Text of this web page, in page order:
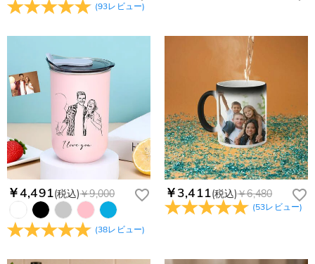
(93レビュー)
￥4,491(税込)￥9,000
(38レビュー)
￥3,411(税込)￥6,480
(53レビュー)